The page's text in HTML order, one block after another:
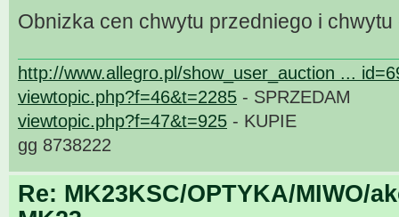
Obnizka cen chwytu przedniego i
http://www.allegro.pl/show_user_auction ...
viewtopic.php?f=46&t=2285 - SPRZEDAM
viewtopic.php?f=47&t=925 - KUPIE
gg 8738222
Re: MK23KSC/OPTYKA/MIWO/